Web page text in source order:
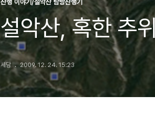
산행 이야기/설악산 탐방산행기
설악산, 혹한 추
세담 2009. 12. 24. 15:23